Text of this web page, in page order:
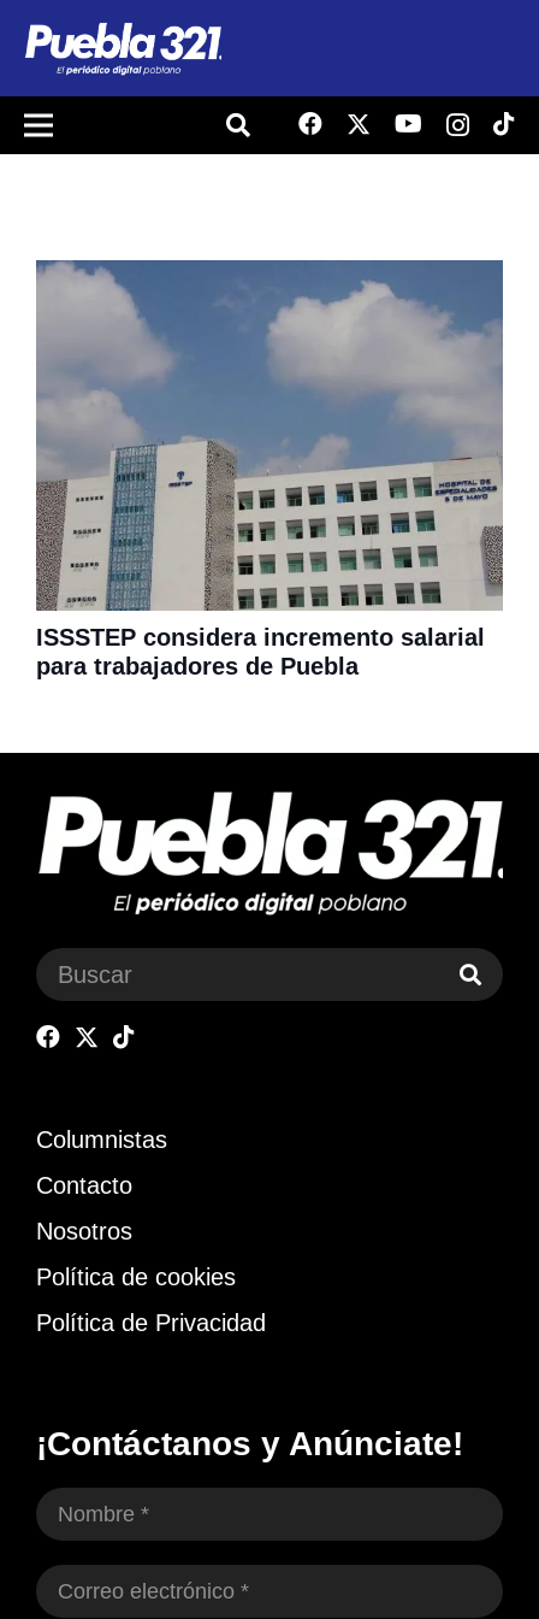
ISSSTEP considera incremento salarial
para trabajadores de Puebla
Columnistas
Contacto
Nosotros
Política de cookies
Política de Privacidad
¡Contáctanos y Anúnciate!